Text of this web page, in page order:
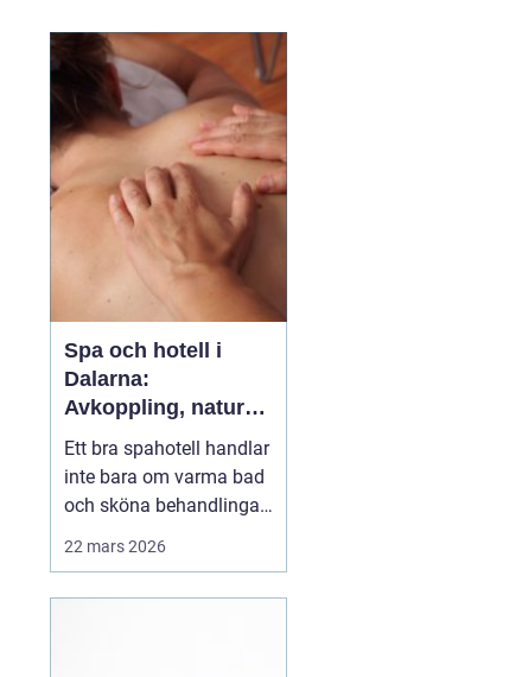
myndigheter skärper
tillsynen. I den miljön blir
rekrytering fint...
Spa och hotell i
Dalarna:
Avkoppling, natur
och matupplevelser
i hjärtat av
landskapet
Ett bra spahotell handlar
inte bara om varma bad
och sköna behandlingar.
22 mars 2026